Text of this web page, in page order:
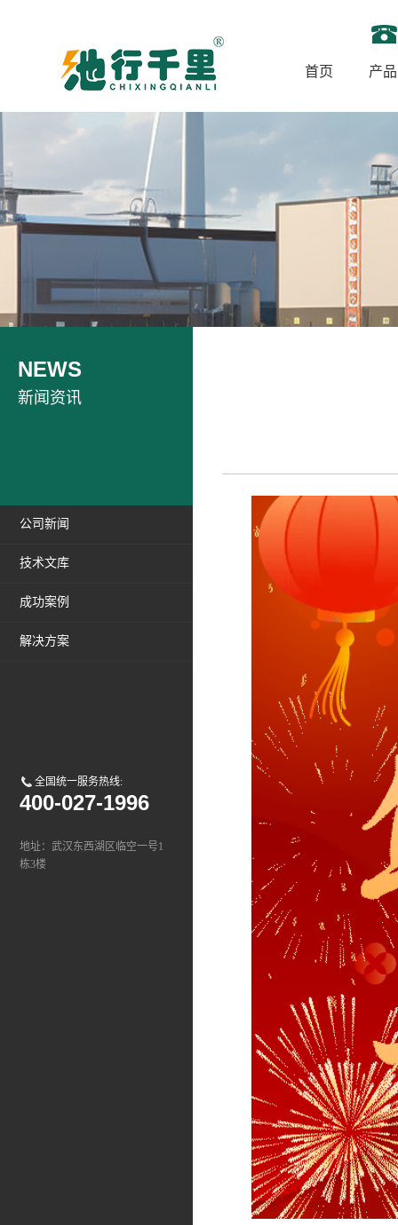
首页 产
新闻资讯
NEWS
公司新闻
技术文库
成功案例
解决方案
全国统一服务热线:
400-027-1996
地址：武汉东西湖区临空一号1
栋3楼